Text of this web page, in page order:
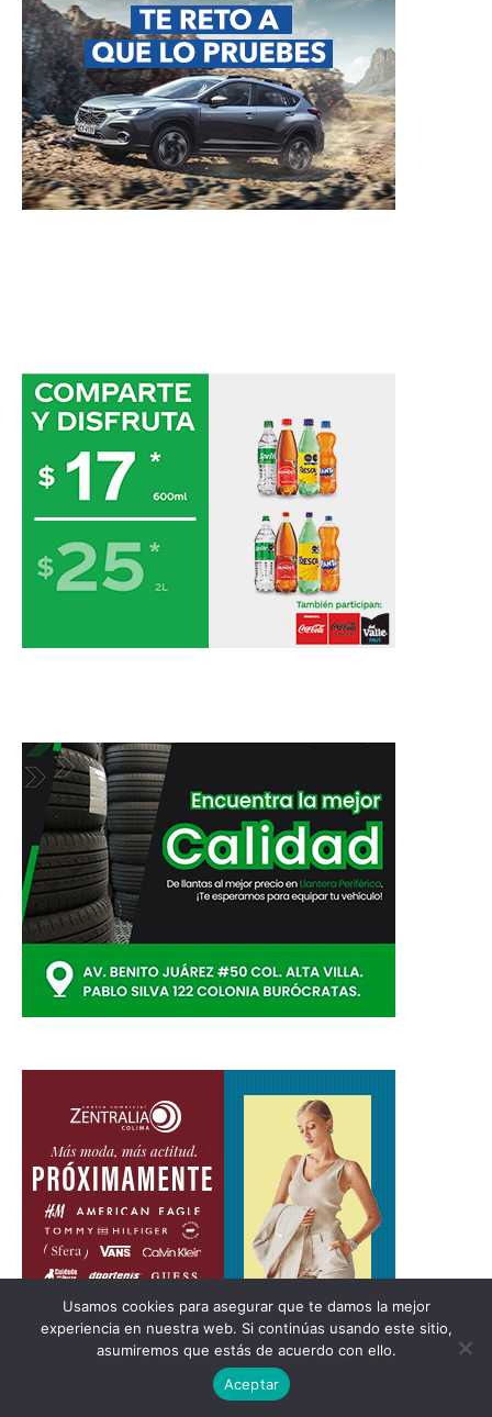
Usamos cookies para asegurar que te damos la mejor
experiencia en nuestra web. Si continúas usando este sitio,
asumiremos que estás de acuerdo con ello.
Aceptar